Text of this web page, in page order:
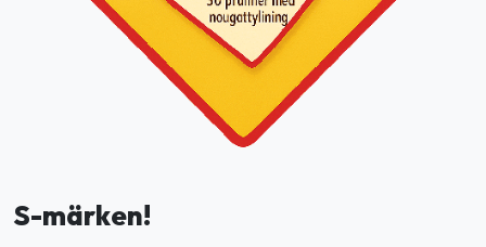
S-märken!